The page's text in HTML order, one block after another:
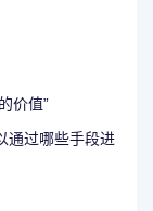
价值”
通过哪些手段进